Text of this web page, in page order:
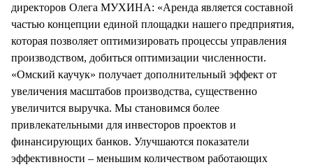
директоров Олега МУХИНА: «Аренда является составной
частью концепции единой площадки нашего предприятия,
которая позволяет оптимизировать процессы управления
производством, добиться оптимизации численности.
«Омский каучук» получает дополнительный эффект от
увеличения масштабов производства, существенно
увеличится выручка. Мы становимся более
привлекательными для инвесторов проектов и
финансирующих банков. Улучшаются показатели
эффективности – меньшим количеством работающих